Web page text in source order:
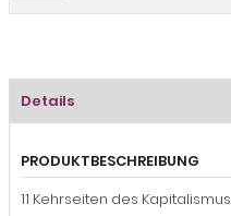
Details
PRODUKTBESCHREIBUNG
11 Kehrseiten des Kapitalismus